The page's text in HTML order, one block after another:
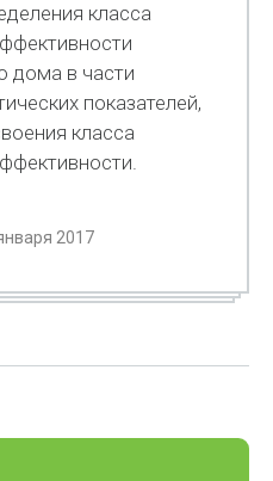
класса
дома в части
показателей,
класса
2017